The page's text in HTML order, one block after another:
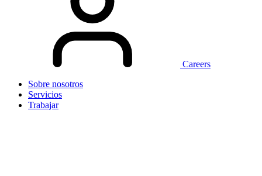
Careers
Sobre nosotros
Servicios
Trabajar